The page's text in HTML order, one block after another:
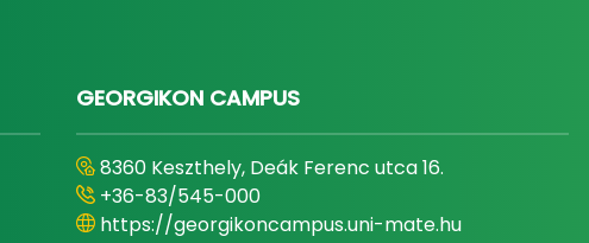
GEORGIKON CAMPUS
8360 Keszthely, Deák Ferenc utca 16.
+36-83/545-000
https://georgikoncampus.uni-mate.hu